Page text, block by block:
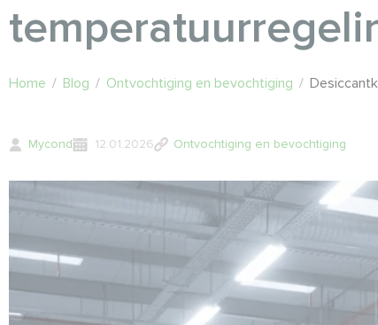
Home / Blog / Ontvochtiging en bevochtiging /
Mycond 12.01.2026 Ontvochtiging en bevochtiging